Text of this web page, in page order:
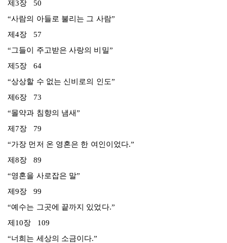
제3장 50
“사람의 아들로 불리는 그 사람”
제4장 57
“그들이 주고받은 사랑의 비밀”
제5장 64
“상상할 수 없는 신비로의 인도”
제6장 73
“몰약과 침향의 냄새”
제7장 79
“가장 먼저 온 영혼은 한 여인이었다.”
제8장 89
“영혼을 사로잡은 말”
제9장 99
“예수는 그곳에 끝까지 있었다.”
제10장 109
“너희는 세상의 소금이다.”